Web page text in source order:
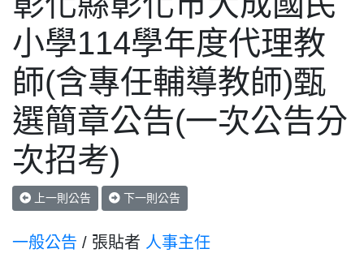
小學114學年度代理教
師(含專任輔導教師)甄
選簡章公告(一次公告分
次招考)
上一則公告 下一則公告
一般公告 / 張貼者 人事主任